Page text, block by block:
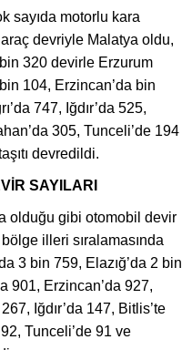
sayıda motorlu kara
devriyle Malatya oldu,
320 devirle Erzurum
104, Erzincan’da bin
747, Iğdır’da 525,
305, Tunceli’de 194
devredildi.
SAYILARI
olduğu gibi otomobil devir
illeri sıralamasında
3 bin 759, Elazığ’da 2 bin
901, Erzincan’da 927,
Iğdır’da 147, Bitlis’te
Tunceli’de 91 ve